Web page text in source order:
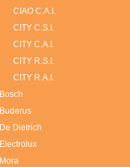
CIAO C.A.I.
CITY C.S.I.
CITY C.A.I.
CITY R.S.I.
CITY R.A.I.
Bosch
Buderus
De Dietrich
Electrolux
Mora